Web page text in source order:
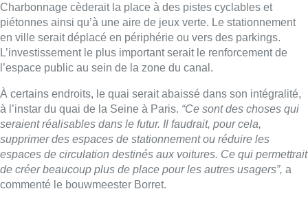
Charbonnage cèderait la place à des pistes cyclables et
piétonnes ainsi qu’à une aire de jeux verte. Le stationnement
en ville serait déplacé en périphérie ou vers des parkings.
L’investissement le plus important serait le renforcement de
l’espace public au sein de la zone du canal.
À certains endroits, le quai serait abaissé dans son intégralité,
à l’instar du quai de la Seine à Paris. “Ce sont des choses qui
seraient réalisables dans le futur. Il faudrait, pour cela,
supprimer des espaces de stationnement ou réduire les
espaces de circulation destinés aux voitures. Ce qui permettrait
de créer beaucoup plus de place pour les autres usagers”, a
commenté le bouwmeester Borret.